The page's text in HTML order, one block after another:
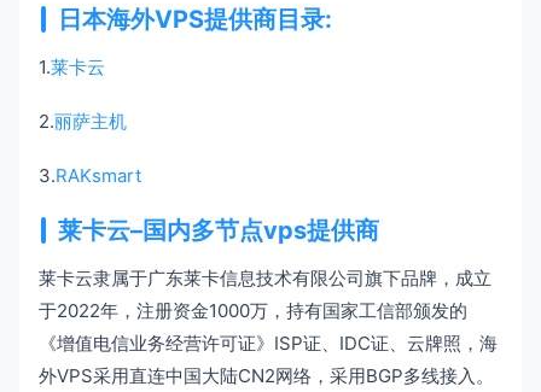
日本海外VPS提供商目录:
1.莱卡云
2.丽萨主机
3.RAKsmart
莱卡云–国内多节点vps提供商
莱卡云隶属于广东莱卡信息技术有限公司旗下品牌，成立
于2022年，注册资金1000万，持有国家工信部颁发的
《增值电信业务经营许可证》ISP证、IDC证、云牌照，海
外VPS采用直连中国大陆CN2网络，采用BGP多线接入。